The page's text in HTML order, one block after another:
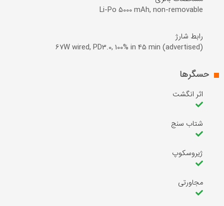
Li-Po 5000 mAh, non-removable
رابط شارژ
67W wired, PD3.0, 100% in 45 min (advertised)
حسگر‌ها
اثر انگشت
شتاب سنج
ژیروسکوپ
مجاورتی